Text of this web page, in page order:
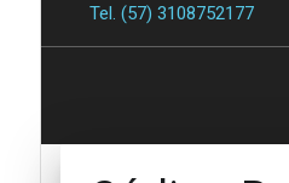
Tel. (57) 3108752177